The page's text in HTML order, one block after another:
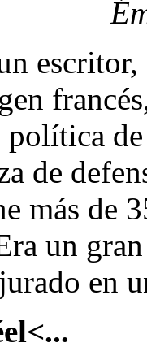
de
más de
un
en